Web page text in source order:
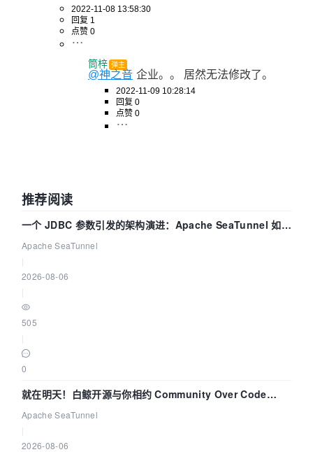
2022-11-08 13:58:30
回复 1
点赞 0
筒梓 弹主
@神之音 企业。。 居然无法修改了。
2022-11-09 10:28:14
回复 0
点赞 0
推荐阅读
一个 JDBC 参数引发的架构演进：Apache SeaTunnel 如何
解决数据同步中的“定时 Flush”难题
Apache SeaTunnel
2026-08-06
505
0
就在明天！白鲸开源与你相约 Community Over Code
Asia 2026 主题演讲！
Apache SeaTunnel
2026-08-06